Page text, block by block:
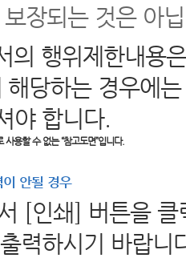
장되는 것은 아
의 행위제한내용
해당하는 경우에
야 합니다.
사용할 수 없는 “참고도면”입니다.
안될 경우
[인쇄] 버튼을
력하시기 바랍니